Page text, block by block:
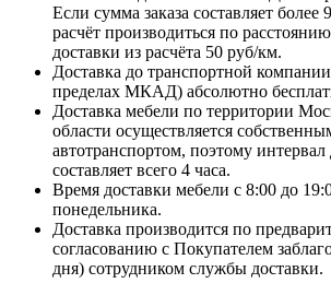
Если сумма заказа составляет более
расчёт производиться по
доставки из расчёта 50 руб/км.
Доставка до транспортной
пределах МКАД) абсолютно
Доставка мебели по территории
области осуществляется
автотранспортом, поэтому интервал
составляет всего 4 часа.
Время доставки мебели с 8:00 до
понедельника.
Доставка производится по
согласованию с Покупателем
дня) сотрудником службы доставки.